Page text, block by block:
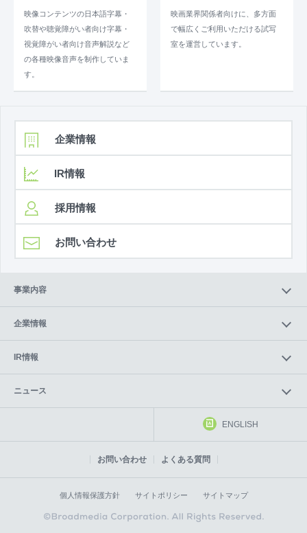
映像コンテンツの日本語字幕・
吹替や聴覚障がい者向け字幕・
視覚障がい者向け音声解説など
の各種映像音声を制作していま
す。
映画業界関係者向けに、多方面
で幅広くご利用いただける試写
室を運営しています。
企業情報
IR情報
採用情報
お問い合わせ
事業内容
企業情報
IR情報
ニュース
お問い合わせ よくある質問
ENGLISH
個人情報保護方針 サイトポリシー サイトマップ